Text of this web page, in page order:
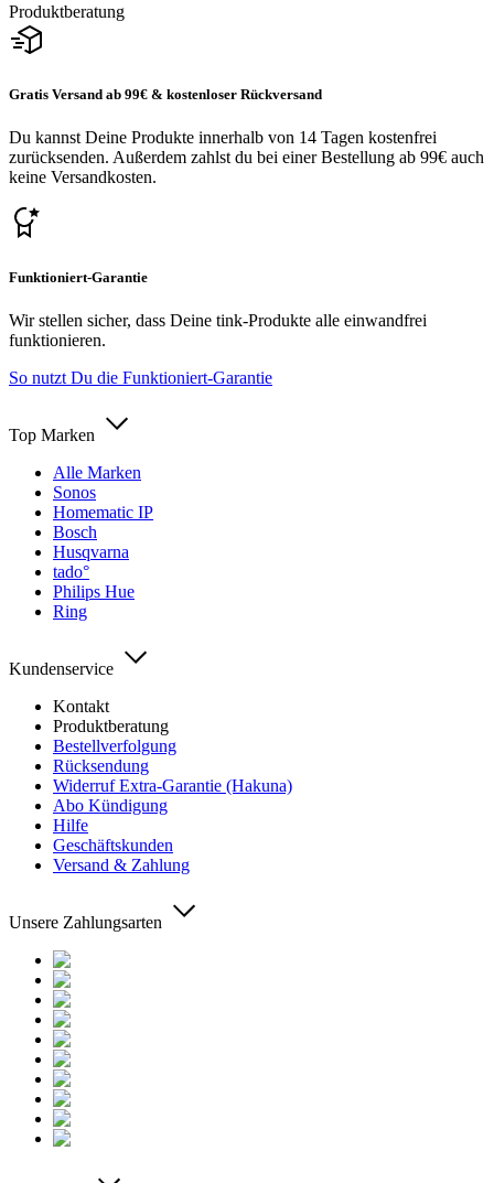
Produktberatung
Gratis Versand ab 99€ & kostenloser Rückversand
Du kannst Deine Produkte innerhalb von 14 Tagen kostenfrei
zurücksenden. Außerdem zahlst du bei einer Bestellung ab 99€ auch
keine Versandkosten.
Funktioniert-Garantie
Wir stellen sicher, dass Deine tink-Produkte alle einwandfrei
funktionieren.
So nutzt Du die Funktioniert-Garantie
Top Marken
Alle Marken
Sonos
Homematic IP
Bosch
Husqvarna
tado°
Philips Hue
Ring
Kundenservice
Kontakt
Produktberatung
Bestellverfolgung
Rücksendung
Widerruf Extra-Garantie (Hakuna)
Abo Kündigung
Hilfe
Geschäftskunden
Versand & Zahlung
Unsere Zahlungsarten